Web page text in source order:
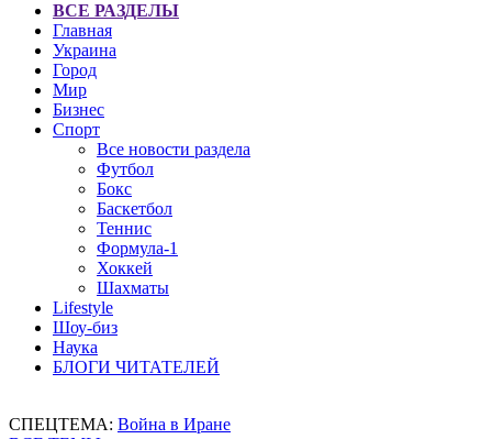
ВСЕ РАЗДЕЛЫ
Главная
Украина
Город
Мир
Бизнес
Спорт
Все новости раздела
Футбол
Бокс
Баскетбол
Теннис
Формула-1
Хоккей
Шахматы
Lifestyle
Шоу-биз
Наука
БЛОГИ ЧИТАТЕЛЕЙ
СПЕЦТЕМА: Война в Иране